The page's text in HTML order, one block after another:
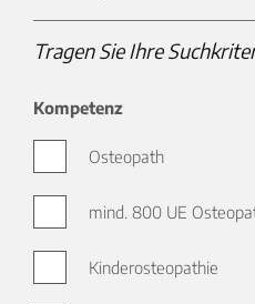
Tragen Sie Ihre
Kompetenz
Osteopath
mind. 800 UE
Kinderosteopathie